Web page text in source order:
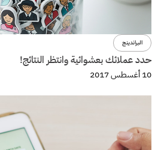
البراندينج
حدد عملائك بعشوائية وانتظر النتائج!
10 أغسطس 2017